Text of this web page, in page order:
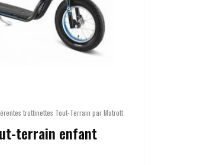
trottinettes Tout-Terrain par Matrott
terrain enfant